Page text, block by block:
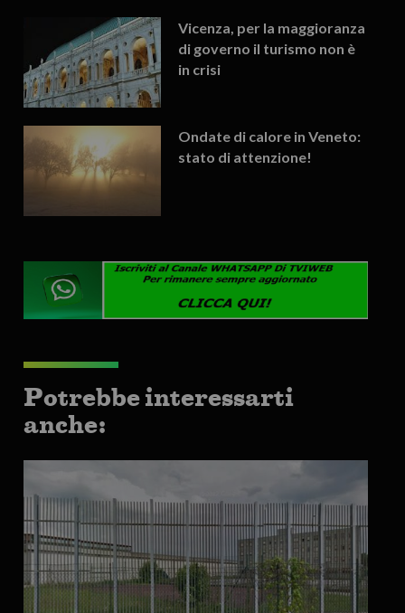
Vicenza, per la maggioranza
di governo il turismo non è
in crisi
Ondate di calore in Veneto:
stato di attenzione!
Potrebbe interessarti
anche: